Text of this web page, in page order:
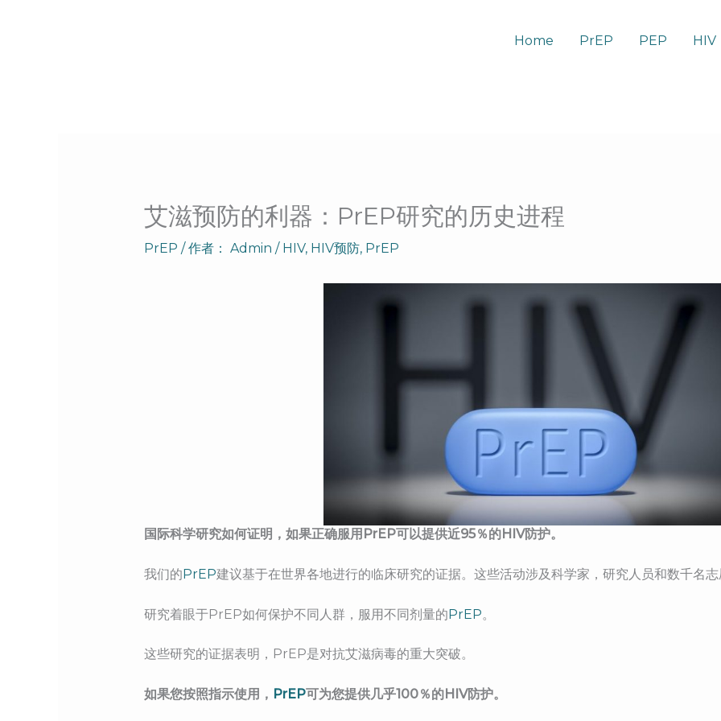
Home PrEP PEP HIV
艾滋预防的利器：PrEP研究的历史进程
PrEP / 作者： Admin / HIV, HIV预防, PrEP
国际科学研究如何证明，如果正确服用PrEP可以提供近95％的HIV防护。
我们的PrEP建议基于在世界各地进行的临床研究的证据。这些活动涉及科学家，研究人员和数千名
研究着眼于PrEP如何保护不同人群，服用不同剂量的PrEP。
这些研究的证据表明，PrEP是对抗艾滋病毒的重大突破。
如果您按照指示使用， PrEP可为您提供几乎100％的HIV防护。